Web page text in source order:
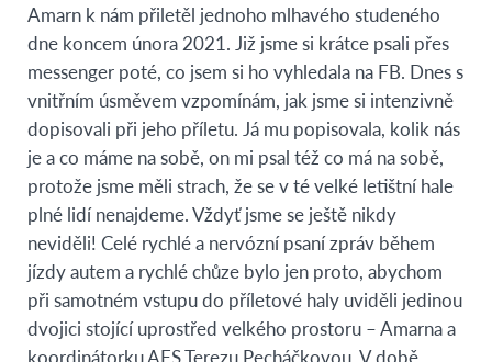
Amarn k nám přiletěl jednoho mlhavého studeného
dne koncem února 2021. Již jsme si krátce psali přes
messenger poté, co jsem si ho vyhledala na FB. Dnes s
vnitřním úsměvem vzpomínám, jak jsme si intenzivně
dopisovali při jeho příletu. Já mu popisovala, kolik nás
je a co máme na sobě, on mi psal též co má na sobě,
protože jsme měli strach, že se v té velké letištní hale
plné lidí nenajdeme. Vždyť jsme se ještě nikdy
neviděli! Celé rychlé a nervózní psaní zpráv během
jízdy autem a rychlé chůze bylo jen proto, abychom
při samotném vstupu do příletové haly uviděli jedinou
dvojici stojící uprostřed velkého prostoru – Amarna a